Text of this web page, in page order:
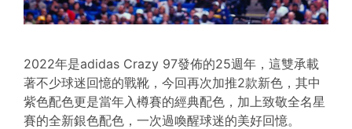
2022年是adidas Crazy 97發佈的25週年，這雙承載
著不少球迷回憶的戰靴，今回再次加推2款新色，其中
紫色配色更是當年入樽賽的經典配色，加上致敬全名星
賽的全新銀色配色，一次過喚醒球迷的美好回憶。